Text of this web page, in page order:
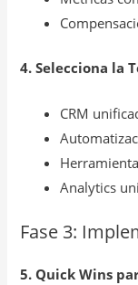
4. Selecciona la
CRM
Analytics
Fase 3:
5. Quick Wins